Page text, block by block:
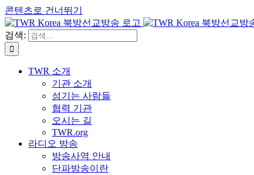
콘텐츠로 건너뛰기
검색:
TWR 소개
기관 소개
섬기는 사람들
협력 기관
오시는 길
TWR.org
라디오 방송
방송사역 안내
단파방송이란